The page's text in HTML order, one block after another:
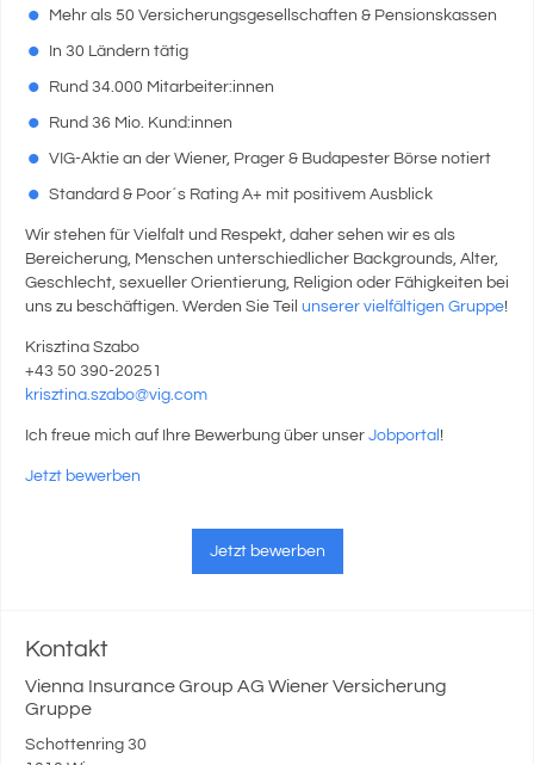
Mehr als 50 Versicherungsgesellschaften & Pensionskassen
In 30 Ländern tätig
Rund 34.000 Mitarbeiter:innen
Rund 36 Mio. Kund:innen
VIG-Aktie an der Wiener, Prager & Budapester Börse notiert
Standard & Poor´s Rating A+ mit positivem Ausblick
Wir stehen für Vielfalt und Respekt, daher sehen wir es als
Bereicherung, Menschen unterschiedlicher Backgrounds, Alter,
Geschlecht, sexueller Orientierung, Religion oder Fähigkeiten bei
uns zu beschäftigen. Werden Sie Teil unserer vielfältigen Gruppe!
Krisztina Szabo
+43 50 390-20251
krisztina.szabo@vig.com
Ich freue mich auf Ihre Bewerbung über unser Jobportal !
Jetzt bewerben
Jetzt bewerben
Kontakt
Vienna Insurance Group AG Wiener Versicherung
Gruppe
Schottenring 30